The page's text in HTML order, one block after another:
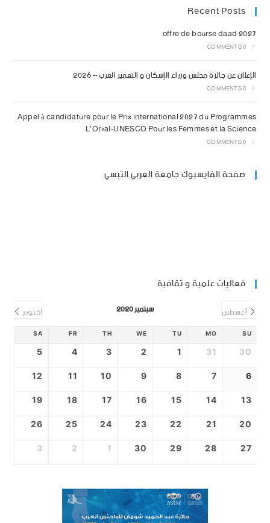
Recent Posts
offre de bourse daad 2027
/
0 COMMENTS
الإعلان عن جائزة مجلس وزراء الإسكان و التعمير العرب – 2026
/
0 COMMENTS
Appel à candidature pour le Prix international 2027 du Programmes
L’Oréal-UNESCO Pour les Femmes et la Science
/
0 COMMENTS
صفحة الفايسبوك جامعة العربي التبسي
فعاليات علمية و ثقافية
أغسطس سبتمبر 2020 أكتوبر
SU
MO
TU
WE
TH
FR
SA
30
31
1
2
3
4
5
6
7
8
9
10
11
12
13
14
15
16
17
18
19
20
21
22
23
24
25
26
27
28
29
30
1
2
3